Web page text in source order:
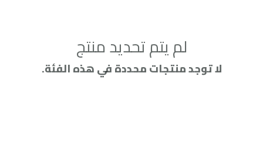
لم يتم تحديد منتج
لا توجد منتجات محددة في هذه الفئة.